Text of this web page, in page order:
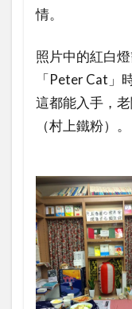
情。
照片中的紅白
「Peter Cat」
這都能入手，
（村上鐵粉）。